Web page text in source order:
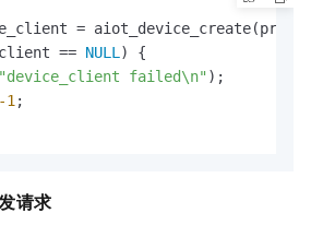
== NULL) {
"device_client failed\n" );
-1;
请求